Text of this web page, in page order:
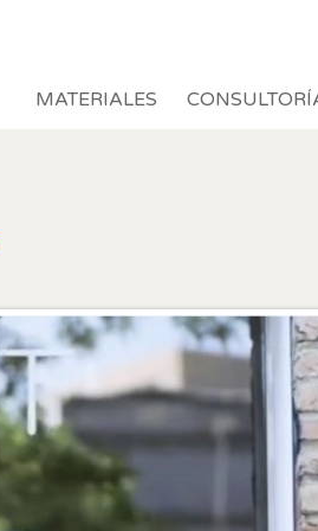
MATERIALES
Cookies propias para recopilar
Si continua navegando, supone la
El usuario tiene la posibilidad de
impedir que sean instaladas en su
que dicha acción podrá ocasionar